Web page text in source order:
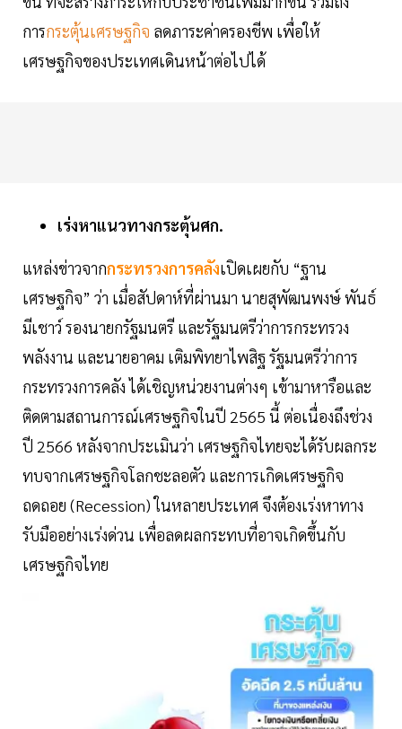
การกระตุ้นเศรษฐกิจ ลดภาระค่าครองชีพ เพื่อให้
เศรษฐกิจของประเทศเดินหน้าต่อไปได้
เร่งหาแนวทางกระตุ้นศก.
แหล่งข่าวจากกระทรวงการคลังเปิดเผยกับ “ฐาน
เศรษฐกิจ” ว่า เมื่อสัปดาห์ที่ผ่านมา นายสุพัฒนพงษ์ พันธ์
มีเชาว์ รองนายกรัฐมนตรี และรัฐมนตรีว่าการกระทรวง
พลังงาน และนายอาคม เติมพิทยาไพสิฐ รัฐมนตรีว่าการ
กระทรวงการคลัง ได้เชิญหน่วยงานต่างๆ เข้ามาหารือและ
ติดตามสถานการณ์เศรษฐกิจในปี 2565 นี้ ต่อเนื่องถึงช่วง
ปี 2566 หลังจากประเมินว่า เศรษฐกิจไทยจะได้รับผลกระ
ทบจากเศรษฐกิจโลกชะลอตัว และการเกิดเศรษฐกิจ
ถดถอย (Recession) ในหลายประเทศ จึงต้องเร่งหาทาง
รับมืออย่างเร่งด่วน เพื่อลดผลกระทบที่อาจเกิดขึ้นกับ
เศรษฐกิจไทย